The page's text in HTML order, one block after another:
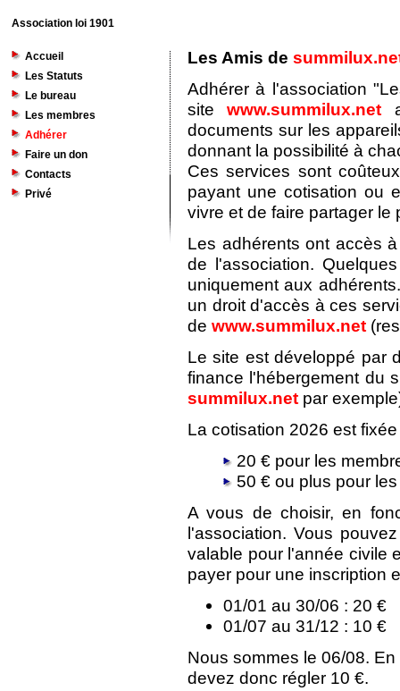
Association loi 1901
Accueil
Les Statuts
Le bureau
Les membres
Adhérer
Faire un don
Contacts
Privé
Les Amis de
Adhérer à l'association
sitewww.summilux.net
documents sur les
donnant la possibilité à
Ces services sont
payant une cotisation ou
vivre et de faire partager le
Les adhérents ont accès
de l'association.
uniquement aux
un droit d'accès à ces
de www.summilux.net
Le site est développé par
finance l'hébergement du
summilux.net par
La cotisation 2026 est
20 € pour les
50 € ou plus pour
A vous de choisir, en
l'association. Vous
valable pour l'année civile
payer pour une inscription
01/01 au 30/06 : 20 €
01/07 au 31/12 : 10 €
Nous sommes le 06/08.
devez donc régler 10 €.